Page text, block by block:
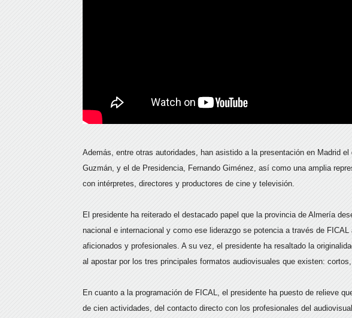
Además, entre otras autoridades, han asistido a la presentación en Madrid
Guzmán, y el de Presidencia, Fernando Giménez, así como una amplia
con intérpretes, directores y productores de cine y televisión.
El presidente ha reiterado el destacado papel que la provincia de Almería
nacional e internacional y como ese liderazgo se potencia a través de
aficionados y profesionales. A su vez, el presidente ha resaltado la
al apostar por los tres principales formatos audiovisuales que existen: cortos,
En cuanto a la programación de FICAL, el presidente ha puesto de relieve
de cien actividades, del contacto directo con los profesionales del